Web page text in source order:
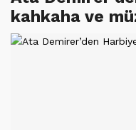
kahkaha ve